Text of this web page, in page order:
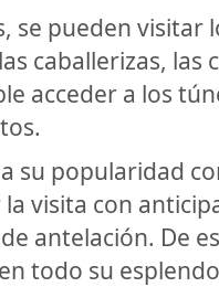
se pueden visitar
caballerizas,
acceder a los
su popularidad
visita con
antelación. De
todo su